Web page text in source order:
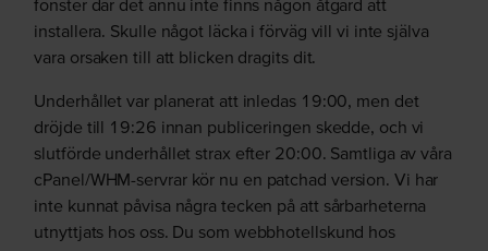
fönster där det ännu inte finns någon åtgärd att
installera. Skulle något läcka i förväg vill vi inte själva
vara orsaken till att blicken dragits dit.
Underhållet var planerat att inledas 19:00, men det
dröjde till 19:26 innan publiceringen skedde, och vi
slutförde underhållet strax efter 20:00. Samtliga av våra
cPanel/WHM-servrar kör nu en patchad version. Vi har
inte kunnat påvisa några tecken på att sårbarheterna
utnyttjats hos oss. Du som webbhotellskund hos